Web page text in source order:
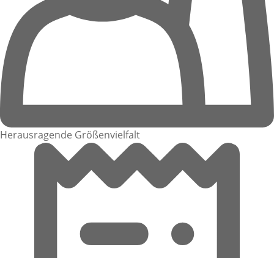
Herausragende Größenvielfalt